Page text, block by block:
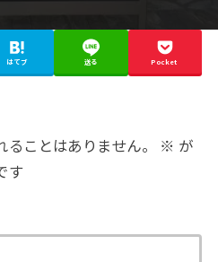
はてブ 送る Pocket
ことはありません。 ※ が
す